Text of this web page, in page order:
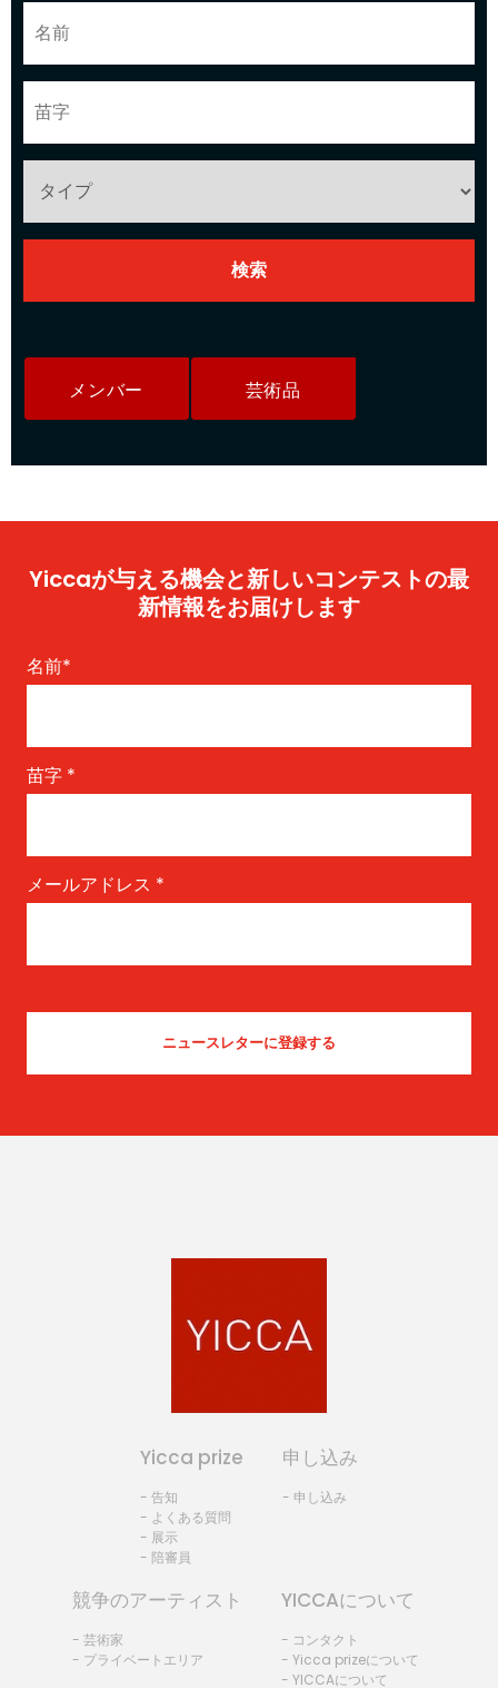
メンバー 芸術品
Yiccaが与える機会と新しいコンテストの最
新情報をお届けします
名前*
苗字 *
メールアドレス *
Yicca prize
- 告知
- よくある質問
- 展示
- 陪審員
申し込み
- 申し込み
競争のアーティスト
- 芸術家
- プライベートエリア
YICCAについて
- コンタクト
- Yicca prizeについて
- YICCAについて